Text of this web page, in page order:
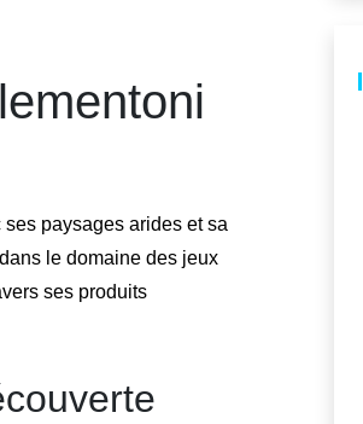
paysages arides et sa
le domaine des jeux
ses produits